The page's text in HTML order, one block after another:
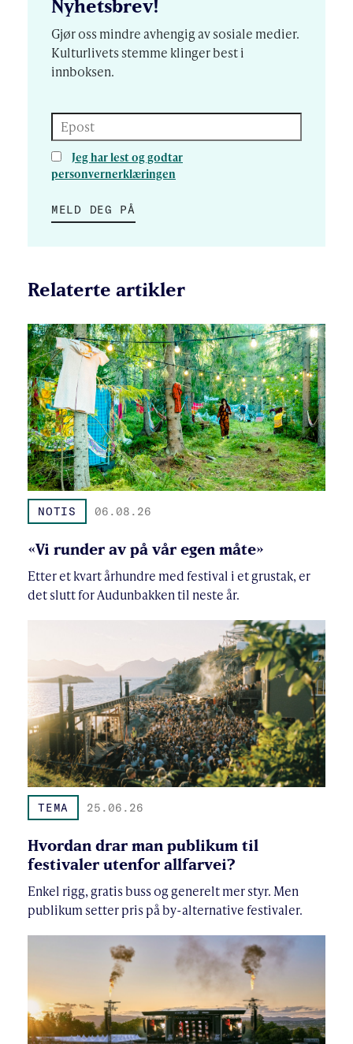
Nyhetsbrev!
Gjør oss mindre avhengig av sosiale medier.
Kulturlivets stemme klinger best i
innboksen.
Epost
Jeg har lest og godtar
personvernerklæringen
MELD DEG PÅ
Relaterte artikler
NOTIS 06.08.26
«Vi runder av på vår egen måte»
Etter et kvart århundre med festival i et grustak, er
det slutt for Audunbakken til neste år.
TEMA 25.06.26
Hvordan drar man publikum til
festivaler utenfor allfarvei?
Enkel rigg, gratis buss og generelt mer styr. Men
publikum setter pris på by-alternative festivaler.